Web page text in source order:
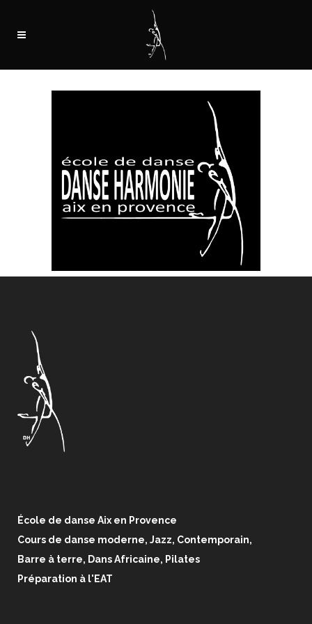
École de danse Aix en Provence
Cours de danse moderne, Jazz, Contemporain,
Barre à terre, Dans Africaine, Pilates
Préparation à l'EAT